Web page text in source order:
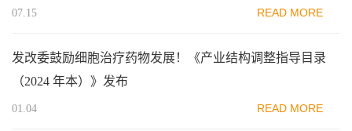
07.15 READ MORE
发改委鼓励细胞治疗药物发展！《产业结构调整指导目录
（2024 年本）》发布
01.04 READ MORE